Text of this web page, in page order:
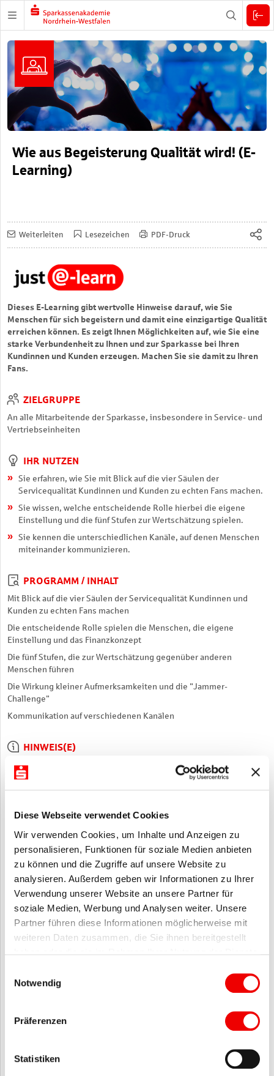
Diese Webseite verwendet Cookies
Wir verwenden Cookies, um Inhalte und Anzeigen zu
personalisieren, Funktionen für soziale Medien anbieten
zu können und die Zugriffe auf unsere Website zu
analysieren. Außerdem geben wir Informationen zu Ihrer
Verwendung unserer Website an unsere Partner für
soziale Medien, Werbung und Analysen weiter. Unsere
Partner führen diese Informationen möglicherweise mit
weiteren Daten zusammen, die Sie ihnen bereitgestellt
Notwendig
Präferenzen
Statistiken
Zuklappen
Wie aus Begeisterung Qualität wird! (E-
Learning)
Weiterleiten Lesezeichen PDF-Druck
Dieses E-Learning gibt wertvolle Hinweise darauf, wie Sie
Menschen für sich begeistern und damit eine einzigartige Qualität
erreichen können. Es zeigt Ihnen Möglichkeiten auf, wie Sie eine
starke Verbundenheit zu Ihnen und zur Sparkasse bei Ihren
Kundinnen und Kunden erzeugen. Machen Sie sie damit zu Ihren
Fans.
ZIELGRUPPE
An alle Mitarbeitende der Sparkasse, insbesondere in Service- und
Vertriebseinheiten
IHR NUTZEN
Sie erfahren, wie Sie mit Blick auf die vier Säulen der
Servicequalität Kundinnen und Kunden zu echten Fans machen.
Sie wissen, welche entscheidende Rolle hierbei die eigene
Einstellung und die fünf Stufen zur Wertschätzung spielen.
Sie kennen die unterschiedlichen Kanäle, auf denen Menschen
miteinander kommunizieren.
PROGRAMM / INHALT
Mit Blick auf die vier Säulen der Servicequalität Kundinnen und
Kunden zu echten Fans machen
Die entscheidende Rolle spielen die Menschen, die eigene
Einstellung und das Finanzkonzept
Die fünf Stufen, die zur Wertschätzung gegenüber anderen
Menschen führen
Die Wirkung kleiner Aufmerksamkeiten und die "Jammer-
Challenge"
Kommunikation auf verschiedenen Kanälen
HINWEIS(E)
Dieses E-Learning ist Teil von:
81.160 just e-learn-Package
Welcome und Onboarding für neue Mitarbeitende
ANGEBOTSNUMMER
01.210
DAUER
60 Minuten
TERMINE BUCHEN:
DIREKTE BUCHUNG
ANMELDEN
PREIS(E)